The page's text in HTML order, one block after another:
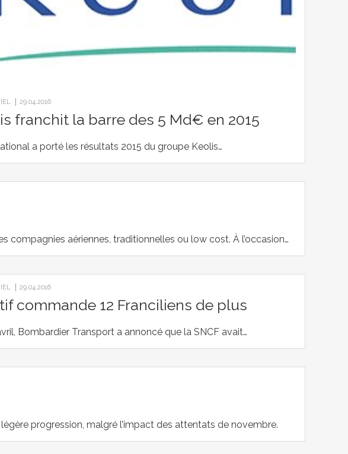
29.04.2016
franchit la barre des 5 Md€ en 2015
a porté les résultats 2015 du groupe Keolis…
compagnies aériennes, traditionnelles ou low cost. À l’occasion…
29.04.2016
commande 12 Franciliens de plus
Bombardier Transport a annoncé que la SNCF avait…
progression, malgré l’impact des attentats de novembre.